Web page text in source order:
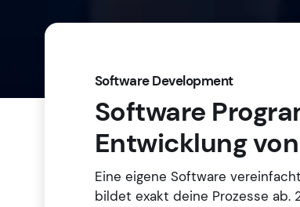
Software Development
Software
Entwicklung
Eine eigene Software
bildet exakt deine Prozesse ab.